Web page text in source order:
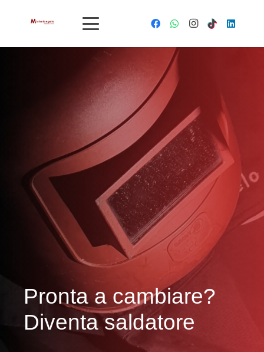
Pronta a cambiare?
Diventa saldatore